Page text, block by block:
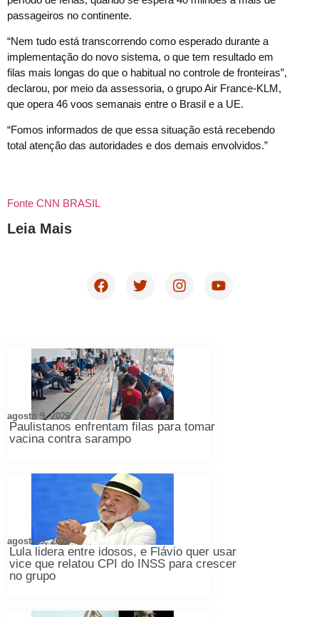
passageiros no continente.
“Nem tudo está transcorrendo como esperado durante a
implementação do novo sistema, o que tem resultado em
filas mais longas do que o habitual no controle de fronteiras”,
declarou, por meio da assessoria, o grupo Air France-KLM,
que opera 46 voos semanais entre o Brasil e a UE.
“Fomos informados de que essa situação está recebendo
total atenção das autoridades e dos demais envolvidos.”
Fonte CNN BRASIL
Leia Mais
Paulistanos enfrentam filas para tomar
vacina contra sarampo
agosto 9, 2026
Lula lidera entre idosos, e Flávio quer usar
vice que relatou CPI do INSS para crescer
no grupo
agosto 9, 2026